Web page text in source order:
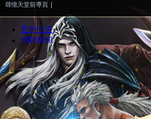
尋憶天堂前導頁